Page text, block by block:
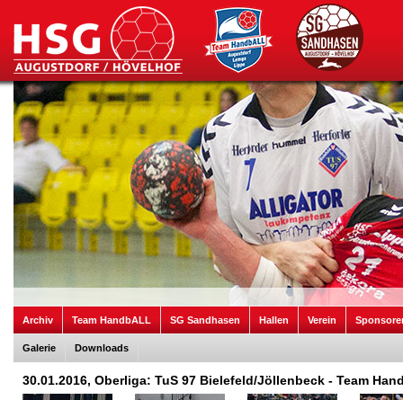
Archiv Team HandbALL SG Sandhasen Hallen Verein
Galerie Downloads
30.01.2016, Oberliga: TuS 97 Bielefeld/Jöllenbeck - Team